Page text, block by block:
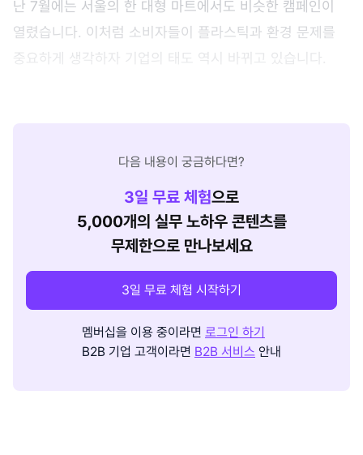
난 7월에는 서울의 한 대형 마트에서도 비슷한 캠페인이
열렸습니다. 이처럼 소비자들이 플라스틱과 환경 문제를
중요하게 생각하자 기업의 태도 역시 바뀌고 있습니다.
다음 내용이 궁금하다면?
3일 무료 체험으로
5,000개의 실무 노하우 콘텐츠를
무제한으로 만나보세요
3일 무료 체험 시작하기
멤버십을 이용 중이라면 로그인 하기
B2B 기업 고객이라면 B2B 서비스 안내